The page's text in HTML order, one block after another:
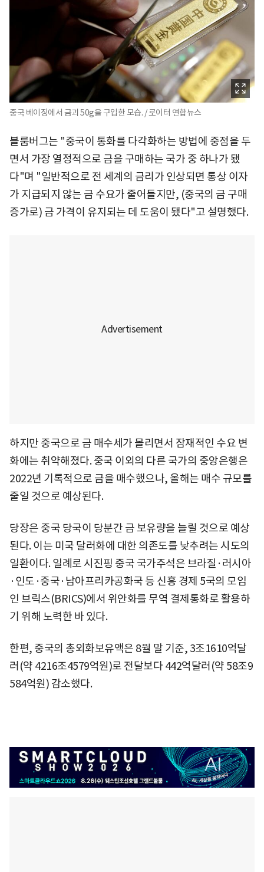
중국 베이징에서 금괴 50g을 구입한 모습. / 로이터 연합뉴스
블룸버그는 "중국이 통화를 다각화하는 방법에 중점을 두
면서 가장 열정적으로 금을 구매하는 국가 중 하나가 됐
다"며 "일반적으로 전 세계의 금리가 인상되면 통상 이자
가 지급되지 않는 금 수요가 줄어들지만, (중국의 금 구매
증가로) 금 가격이 유지되는 데 도움이 됐다"고 설명했다.
하지만 중국으로 금 매수세가 몰리면서 잠재적인 수요 변
화에는 취약해졌다. 중국 이외의 다른 국가의 중앙은행은
2022년 기록적으로 금을 매수했으나, 올해는 매수 규모를
줄일 것으로 예상된다.
당장은 중국 당국이 당분간 금 보유량을 늘릴 것으로 예상
된다. 이는 미국 달러화에 대한 의존도를 낮추려는 시도의
일환이다. 일례로 시진핑 중국 국가주석은 브라질·러시아
·인도·중국·남아프리카공화국 등 신흥 경제 5국의 모임
인 브릭스(BRICS)에서 위안화를 무역 결제통화로 활용하
기 위해 노력한 바 있다.
한편, 중국의 총외화보유액은 8월 말 기준, 3조1610억달
러(약 4216조4579억원)로 전달보다 442억달러(약 58조9
584억원) 감소했다.